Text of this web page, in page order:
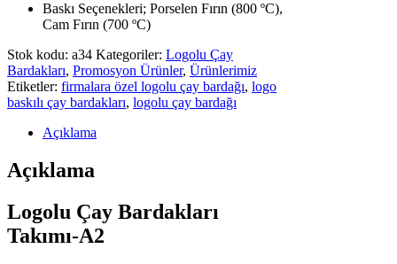
Baskı Seçenekleri; Porselen Fırın (800 ºC),
Cam Fırın (700 ºC)
Stok kodu: a34 Kategoriler: Logolu Çay
Bardakları, Promosyon Ürünler, Ürünlerimiz
Etiketler: firmalara özel logolu çay bardağı, logo
baskılı çay bardakları, logolu çay bardağı
Açıklama
Açıklama
Logolu Çay Bardakları
Takımı-A2